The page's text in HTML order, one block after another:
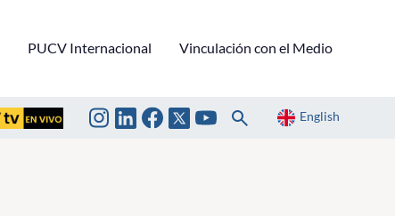
PUCV Internacional Vinculación con el Medio
English